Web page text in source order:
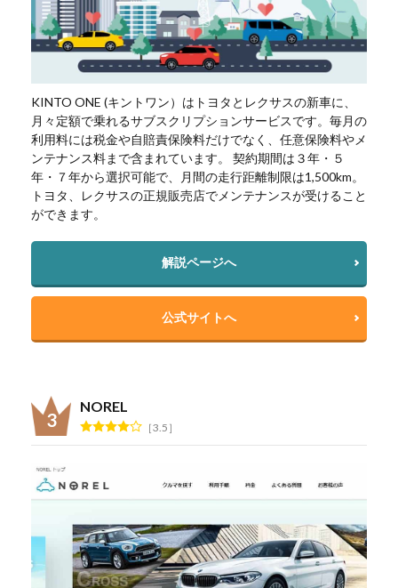
KINTO ONE (キントワン）はトヨタとレクサスの新車に、
月々定額で乗れるサブスクリプションサービスです。毎月の
利用料には税金や自賠責保険料だけでなく、任意保険料やメ
ンテナンス料まで含まれています。 契約期間は３年・５
年・７年から選択可能で、月間の走行距離制限は1,500km。
トヨタ、レクサスの正規販売店でメンテナンスが受けること
ができます。
解説ページへ
公式サイトへ
NOREL
3.5